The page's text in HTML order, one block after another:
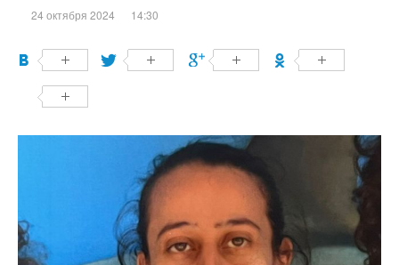
24 октября 2024 14:30